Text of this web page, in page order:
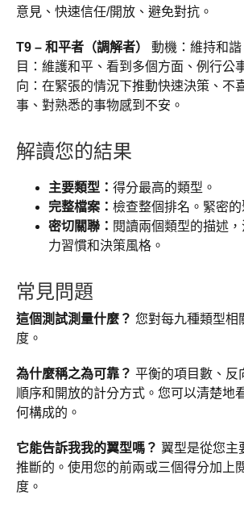
意見、快速信任/開放、避免對抗。
T9 – 和平者（調解者）
動機：維持和
目：維護和平、看到多個方面、例行公
向：在緊張的情況下推動快速決策、不
事、對熟悉的事物感到不安。
解讀您的結果
主要類型： 得分最高的類型。
完整檔案： 檢查整個排名。緊密的
密切關聯： 閱讀兩個類型的描述
力習慣和決策風格。
常見問題
這個測試測量什麼？ 您對每九種類型相
度。
為什麼稱之為可靠？ 平衡的項目數、反
順序和開放的計分方式。您可以清楚地
何構成的。
它能告訴我我的翼型嗎？ 翼型是從您主
推斷的。使用您的前兩或三個得分加上
度。